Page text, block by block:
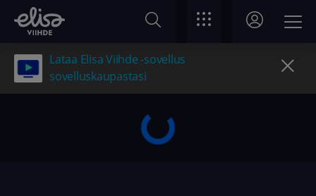
Lataa Elisa Viihde -sovellus
sovelluskaupastasi